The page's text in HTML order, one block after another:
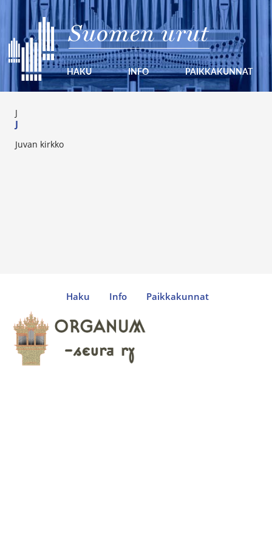
Suomen urut
HAKU INFO PAIKKAKUNNAT
J
J
Juvan kirkko
Haku Info Paikkakunnat